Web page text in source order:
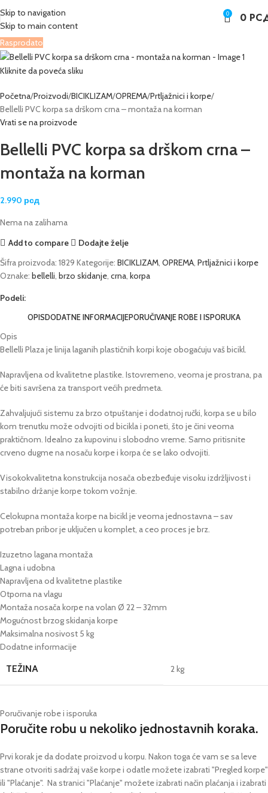
Skip to navigation
Skip to main content
0 0
Rasprodato
Kliknite da poveća sliku
Početna Proizvodi BICIKLIZAM OPREMA Prtljažnici i korpe
Bellelli PVC korpa sa drškom crna – montaža na korman
Vrati se na proizvode
Bellelli PVC korpa sa drškom crna –
montaža na korman
2.990 рсд
Nema na zalihama
Add to compare
Dodajte želje
Šifra proizvoda: 1829 Kategorije: BICIKLIZAM, OPREMA, Prtljažnici i korpe
Oznake: bellelli, brzo skidanje, crna, korpa
Podeli:
OPISDODATNE INFORMACIJEPORUČIVANJE ROBE I ISPORUKA
Opis
Bellelli Plaza je linija laganih plastičnih korpi koje obogaćuju vaš bicikl.
Napravljena od kvalitetne plastike. Istovremeno, veoma je prostrana, pa
će biti savršena za transport većih predmeta.
Zahvaljujući sistemu za brzo otpuštanje i dodatnoj ručki, korpa se u bilo
kom trenutku može odvojiti od bicikla i poneti, što je čini veoma
praktičnom. Idealno za kupovinu i slobodno vreme. Samo pritisnite
crveno dugme na nosaču korpe i korpa će se lako odvojiti.
Visokokvalitetna konstrukcija nosača obezbeđuje visoku izdržljivost i
stabilno držanje korpe tokom vožnje.
Celokupna montaža korpe na bicikl je veoma jednostavna – sav
potreban pribor je uključen u komplet, a ceo proces je brz.
Izuzetno lagana montaža
Lagna i udobna
Napravljena od kvalitetne plastike
Otporna na vlagu
Montaža nosača korpe na volan Ø 22 – 32mm
Mogućnost brzog skidanja korpe
Maksimalna nosivost 5 kg
Dodatne informacije
TEŽINA 2 kg
Poručivanje robe i isporuka
Poručite robu u nekoliko jednostavnih koraka.
Prvi korak je da dodate proizvod u korpu. Nakon toga će vam se sa leve
strane otvoriti sadržaj vaše korpe i odatle možete izabrati "Pregled korpe"
ili "Plaćanje". Na stranici "Plaćanje" možete izabrati način plaćanja i izabrati